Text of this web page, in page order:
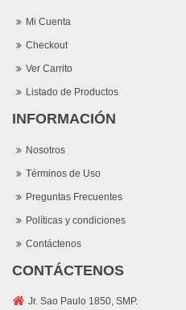
Mi Cuenta
Checkout
Ver Carrito
Listado de Productos
INFORMACIÓN
Nosotros
Términos de Uso
Preguntas Frecuentes
Políticas y condiciones
Contáctenos
CONTÁCTENOS
Jr. Sao Paulo 1850, SMP.